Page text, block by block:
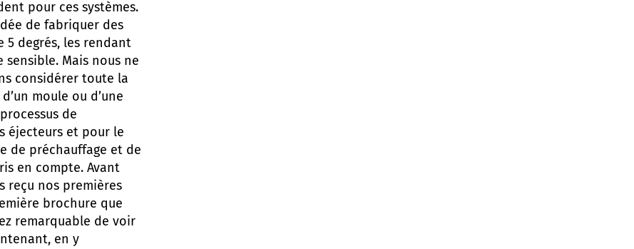
pour ces systèmes.
de fabriquer des
5 degrés, les rendant
Mais nous ne
considérer toute la
moule ou d’une
de
éjecteurs et pour le
de préchauffage et de
en compte. Avant
reçu nos premières
brochure que
remarquable de voir
en y